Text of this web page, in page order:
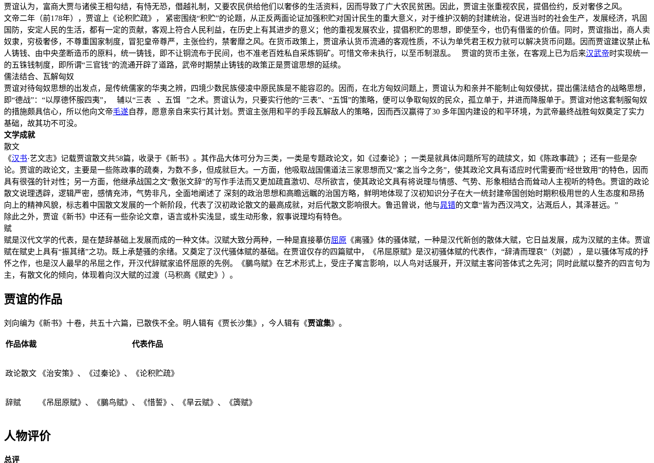
贾谊认为，富商大贾与诸侯王相勾结，有恃无恐，僭越礼制，又要农民供给他们以奢侈的生活资料，因而导致了广大农民贫困。因此，贾谊主张重视农民，提倡俭约，反对奢侈之风。
文帝二年（前178年），贾谊上《论积贮疏》， 紧密围绕“积贮”的论题，从正反两面论证加强积贮对国计民生的重大意义，对于维护汉朝的封建统治，促进当时的社会生产，发展经济，巩固
国防，安定人民的生活，都有一定的贡献，客观上符合人民利益，在历史上有其进步的意义；他的重视发展农业，提倡积贮的思想，即使至今，也仍有借鉴的价值。同时，贾谊指出，商人卖
奴隶，穷极奢侈，不尊重国家制度，冒犯皇帝尊严，主张俭约，禁奢靡之风。在货币政策上，贾谊承认货币流通的客观性质，不认为单凭君王权力就可以解决货币问题。因而贾谊建议禁止私
人铸钱、由中央垄断造币的原料，统一铸钱，即不让铜流布于民间，也不准老百姓私自采炼铜矿。可惜文帝未执行，以至币制混乱。 贾谊的货币主张，在客观上已为后来汉武帝时实现统一
的五铢钱制度，即所谓“三官钱”的流通开辟了道路，武帝时期禁止铸钱的政策正是贾谊思想的延续。
儒法结合、瓦解匈奴
贾谊对待匈奴思想的出发点，是传统儒家的华夷之辨，四境少数民族侵凌中原民族是不能容忍的。因而，在北方匈奴问题上，贾谊认为和亲并不能制止匈奴侵扰，提出儒法结合的战略思想，
即“德战”：“以厚德怀服四夷”， 辅以“三表 、五饵 ”之术。贾谊认为，只要实行他的“三表”、“五饵”的策略，便可以争取匈奴的民众，孤立单于，并进而降服单于。贾谊对他这套制服匈奴
的措施颇具信心，所以他向文帝毛遂自荐，愿意亲自来实行其计划。贾谊主张用和平的手段瓦解敌人的策略，因而西汉赢得了30 多年国内建设的和平环境，为武帝最终战胜匈奴奠定了实力
基础，故其功不可没。
文学成就
散文
《汉书·艺文志》记载贾谊散文共58篇，收录于《新书》。其作品大体可分为三类，一类是专题政论文，如《过秦论》；一类是就具体问题所写的疏牍文，如《陈政事疏》；还有一些是杂
论。贾谊的政论文，主要是一些陈政事的疏奏，为数不多，但成就巨大。一方面，他吸取战国儒道法三家思想而又“案之当今之务”，使其政沦文具有适应时代需要而“经世致用”的特色，因而
具有很强的针对性；另一方面，他继承战国之文“敷张文辞”的写作手法而又更加疏直激切、尽所欲言，使其政论文具有将说理与情感、气势、形象相结合而耸动人主视听的特色。贾谊的政论
散文说理透辟，逻辑严密，感情充沛，气势非凡，全面地阐述了 深刻的政治思想和高瞻远瞩的治国方略，鲜明地体现了汉初知识分子在大一统封建帝国创始时期积极用世的人生态度和昂扬
向上的精神风貌，标志着中国散文发展的一个新阶段，代表了汉初政论散文的最高成就，对后代散文影响很大。鲁迅曾说，他与晁错的文章“皆为西汉鸿文，沾溉后人，其泽甚远。”
除此之外，贾谊《新书》中还有一些杂论文章，语言或朴实浅显，或生动形象，叙事说理均有特色。
赋
赋是汉代文学的代表，是在楚辞基础上发展而成的一种文体。汉赋大致分两种，一种是直接摹仿屈原 《离骚》体的骚体赋，一种是汉代新创的散体大赋，它日益发展，成为汉赋的主体。贾谊
赋在赋史上具有“振其绪”之功。既上承楚骚的余绪。又奠定了汉代骚体赋的基础。在贾谊仅存的四篇赋中，《吊屈原赋》是汉初骚体赋的代表作，“辞清而理哀”（刘勰），是以骚体写成的抒
怀之作，也是汉人最早的吊屈之作，开汉代辞赋家追怀屈原的先例。《鵩鸟赋》在艺术形式上，受庄子寓言影响，以人鸟对话展开，开汉赋主客问答体式之先河；同时此赋以整齐的四言句为
主，有散文化的倾向，体现着向汉大赋的过渡（马积高《赋史》）。
贾谊的作品
刘向编为《新书》十卷，共五十六篇，已散佚不全。明人辑有《贾长沙集》，今人辑有《贾谊集》。
作品体裁 代表作品
政论散文 《治安策》、《过秦论》、《论积贮疏》
辞赋 《吊屈原赋》、《鵩鸟赋》、《惜誓》、《旱云赋》、《簴赋》
人物评价
总评